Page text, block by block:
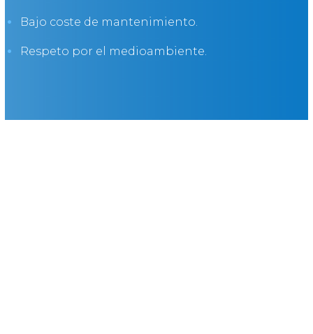
Bajo coste de mantenimiento.
Respeto por el medioambiente.